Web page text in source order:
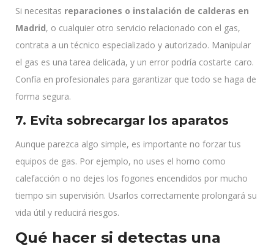
Si necesitas reparaciones o instalación de calderas en
Madrid, o cualquier otro servicio relacionado con el gas,
contrata a un técnico especializado y autorizado. Manipular
el gas es una tarea delicada, y un error podría costarte caro.
Confía en profesionales para garantizar que todo se haga de
forma segura.
7. Evita sobrecargar los aparatos
Aunque parezca algo simple, es importante no forzar tus
equipos de gas. Por ejemplo, no uses el horno como
calefacción o no dejes los fogones encendidos por mucho
tiempo sin supervisión. Usarlos correctamente prolongará su
vida útil y reducirá riesgos.
Qué hacer si detectas una